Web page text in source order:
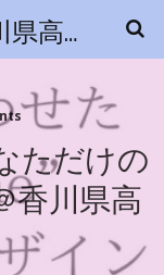
Eyelash Salon Cloud9 | 香川県高松市
ただけの
香川県高